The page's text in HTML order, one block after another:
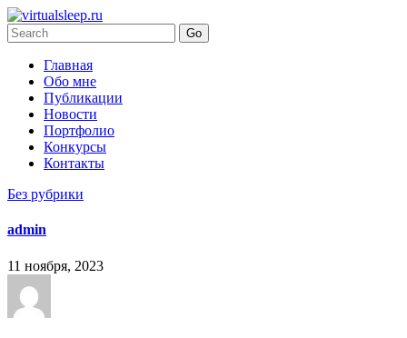
Главная
Обо мне
Публикации
Новости
Портфолио
Конкурсы
Контакты
Без рубрики
admin
11 ноября, 2023